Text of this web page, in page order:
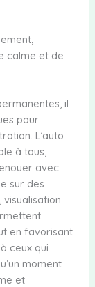
calme et de
il
pour
L’auto
à tous,
avec
sur des
en favorisant
ceux qui
moment
et